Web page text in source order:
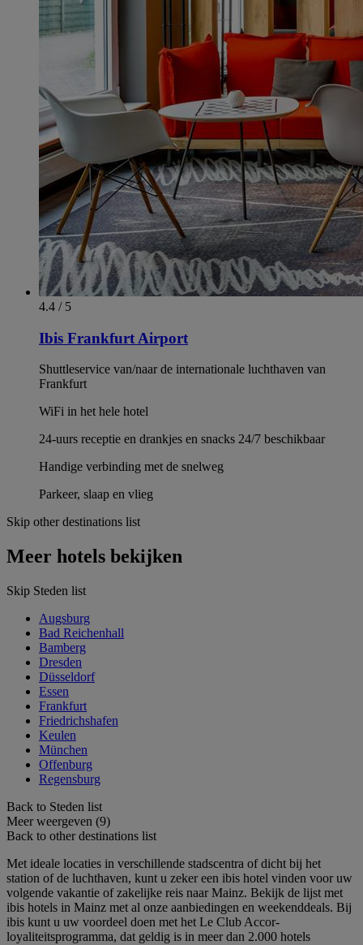
4.4 / 5
Ibis Frankfurt Airport
Shuttleservice van/naar de internationale luchthaven van
Frankfurt
WiFi in het hele hotel
24-uurs receptie en drankjes en snacks 24/7 beschikbaar
Handige verbinding met de snelweg
Parkeer, slaap en vlieg
Skip other destinations list
Meer hotels bekijken
Skip Steden list
Augsburg
Bad Reichenhall
Bamberg
Dresden
Düsseldorf
Essen
Frankfurt
Friedrichshafen
Keulen
München
Offenburg
Regensburg
Back to Steden list
Meer weergeven (9)
Back to other destinations list
Met ideale locaties in verschillende stadscentra of dicht bij het
station of de luchthaven, kunt u zeker een ibis hotel vinden voor uw
volgende vakantie of zakelijke reis naar Mainz. Bekijk de lijst met
ibis hotels in Mainz met al onze aanbiedingen en weekenddeals. Bij
ibis kunt u uw voordeel doen met het Le Club Accor-
loyaliteitsprogramma, dat geldig is in meer dan 2.000 hotels